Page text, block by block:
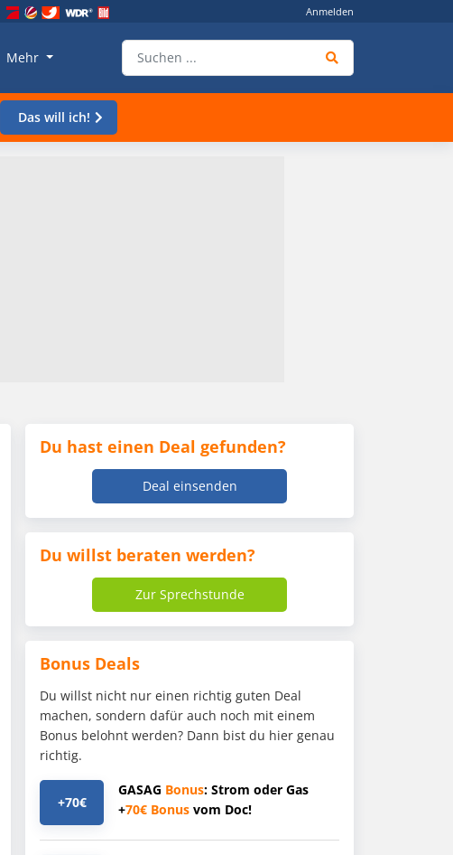
Anmelden
Mehr
Das will ich!
Du hast einen Deal gefunden?
Deal einsenden
Du willst beraten werden?
Zur Sprechstunde
Bonus Deals
Du willst nicht nur einen richtig guten Deal
machen, sondern dafür auch noch mit einem
Bonus belohnt werden? Dann bist du hier genau
richtig.
+70€
GASAG Bonus: Strom oder Gas
+70€ Bonus vom Doc!